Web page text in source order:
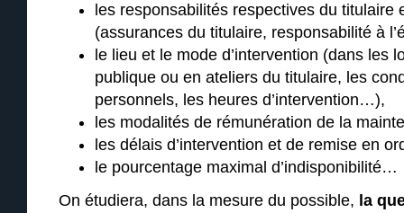
les responsabilités respectives du titulaire
(assurances du titulaire, responsabilité à
le lieu et le mode d’intervention (dans les
publique ou en ateliers du titulaire, les
personnels, les heures d’intervention…),
les modalités de rémunération de la
les délais d’intervention et de remise en
le pourcentage maximal d’indisponibilité…
On étudiera, dans la mesure du possible, la